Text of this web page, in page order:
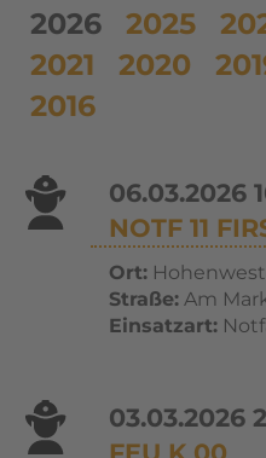
2026 2025
2021
2020
2016
06.03.2026
NOTF 11
Ort:
Straße:Am
Einsatzart:
03.03.2026